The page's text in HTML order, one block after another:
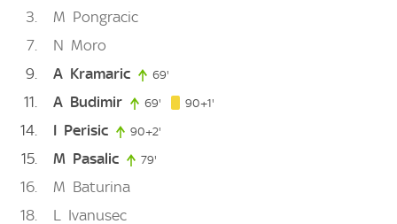
3
M Pongracic
7
N Moro
9
A Kramaric 69'
11 A Budimir 69' 69. minute
90+1'
14 I Perisic 90+2'
15 M Pasalic 79'
16 M Baturina
18
L Ivanusec